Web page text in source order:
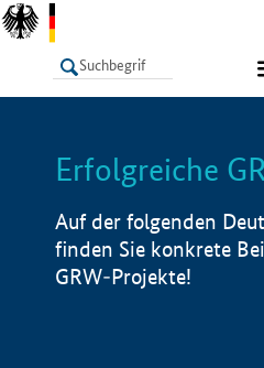
LISTE
Erfolgreiche
Auf der folgenden
finden Sie konkrete
GRW-Projekte!